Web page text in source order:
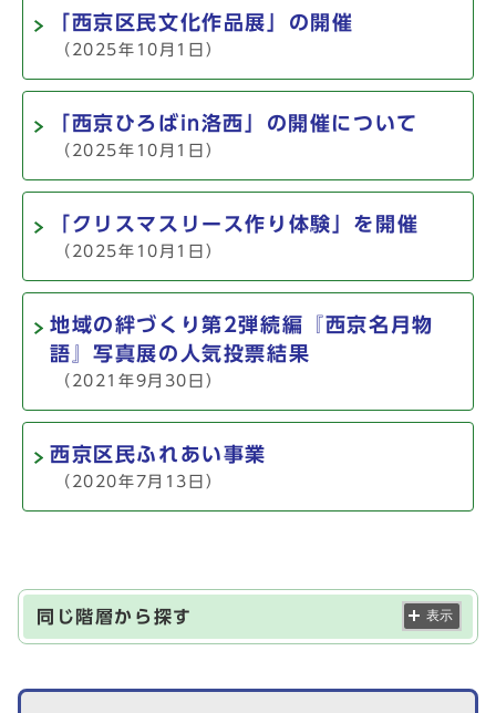
「西京区民文化作品展」の開催
（2025年10月1日）
「西京ひろばin洛西」の開催について
（2025年10月1日）
「クリスマスリース作り体験」を開催
（2025年10月1日）
地域の絆づくり第2弾続編『西京名月物
語』写真展の人気投票結果
（2021年9月30日）
西京区民ふれあい事業
（2020年7月13日）
同じ階層から探す 表示